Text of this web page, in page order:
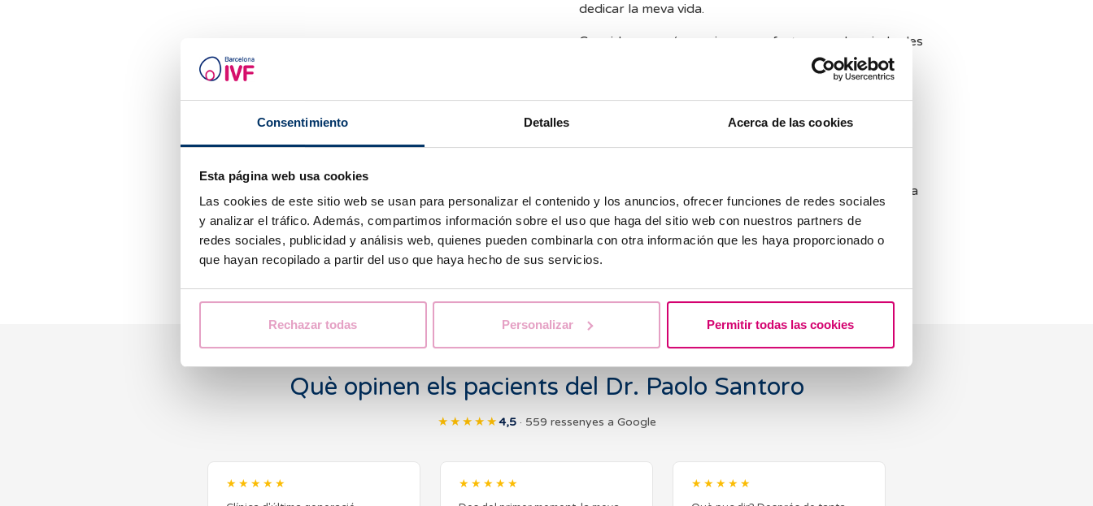
Consentimiento Detalles Acerca de las cookies
Esta página web usa cookies
Las cookies de este sitio web se usan para personalizar el contenido y los anuncios, ofrecer funciones de redes sociales
y analizar el tráfico. Además, compartimos información sobre el uso que haga del sitio web con nuestros partners de
redes sociales, publicidad y análisis web, quienes pueden combinarla con otra información que les haya proporcionado o
que hayan recopilado a partir del uso que haya hecho de sus servicios.
Rechazar todas Personalizar Permitir todas las cookies
dedicar la meva vida.
Considero que és una immensa fortuna poder ajudar les
meves pacients a fer realitat un dels somnis més
importants sobre els quals es construeix gran part de
les nostres vides. Aquesta feina m’ofereix cada dia
l’oportunitat de deixar una empremta profunda i
aquesta tasca a Barcelona IVF, una clínica que posa a la
meva disposició, i a la de les meves pacients, el màxim
nivell d’atenció i assistència, i que m’impulsa cada dia a
millorar com a metge i com a persona.
Què opinen els pacients del Dr. Paolo Santoro
★★★★★4,5· 559 ressenyes a Google
★★★★★ ★★★★★ ★★★★★